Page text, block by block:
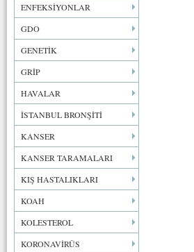
ENFEKSİYONLAR
GDO
GENETİK
GRİP
HAVALAR
İSTANBUL BRONŞİTİ
KANSER
KANSER TARAMALARI
KIŞ HASTALIKLARI
KOAH
KOLESTEROL
KORONAVİRÜS